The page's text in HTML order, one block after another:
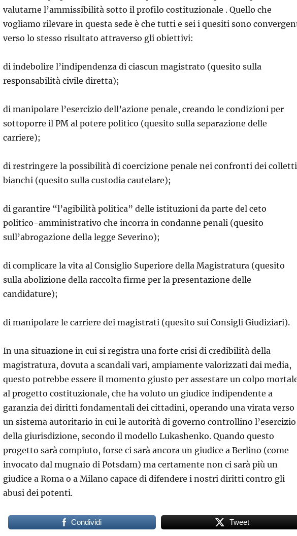
valutarne l’ammissibilità sotto il profilo costituzionale . Quello che
vogliamo rilevare in questa sede è che tutti e sei i quesiti sono
verso lo stesso risultato attraverso gli obiettivi:
di indebolire l’indipendenza di ciascun magistrato (quesito sulla
responsabilità civile diretta);
di manipolare l’esercizio dell’azione penale, creando le condizioni per
sottoporre il PM al potere politico (quesito sulla separazione delle
carriere);
di restringere la possibilità di coercizione penale nei confronti dei colletti
bianchi (quesito sulla custodia cautelare);
di garantire “l’agibilità politica” delle istituzioni da parte del ceto
politico-amministrativo che incorra in condanne penali (quesito
sull’abrogazione della legge Severino);
di complicare la vita al Consiglio Superiore della Magistratura (quesito
sulla abolizione della raccolta firme per la presentazione delle
candidature);
di manipolare le carriere dei magistrati (quesito sui Consigli Giudiziari).
In una situazione in cui si registra una forte crisi di credibilità della
magistratura, dovuta a scandali vari, ampiamente valorizzati dai media,
questo potrebbe essere il momento giusto per assestare un colpo
al progetto costituzionale, che ha voluto un giudice indipendente a
garanzia dei diritti fondamentali dei cittadini, operando una virata verso
un sistema autoritario in cui le autorità di governo controllino l’esercizio
della giurisdizione, secondo il modello Lukashenko. Quando questo
progetto sarà compiuto, forse ci sarà ancora un giudice a Berlino (come
invocato dal mugnaio di Potsdam) ma certamente non ci sarà più un
giudice a Roma o a Milano capace di difendere i nostri diritti contro gli
abusi dei potenti.
Condividi Tweet